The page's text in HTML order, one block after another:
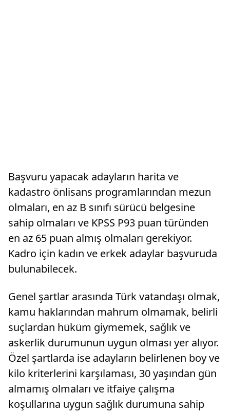
Başvuru yapacak adayların harita ve
kadastro önlisans programlarından mezun
olmaları, en az B sınıfı sürücü belgesine
sahip olmaları ve KPSS P93 puan türünden
en az 65 puan almış olmaları gerekiyor.
Kadro için kadın ve erkek adaylar başvuruda
bulunabilecek.
Genel şartlar arasında Türk vatandaşı olmak,
kamu haklarından mahrum olmamak, belirli
suçlardan hüküm giymemek, sağlık ve
askerlik durumunun uygun olması yer alıyor.
Özel şartlarda ise adayların belirlenen boy ve
kilo kriterlerini karşılaması, 30 yaşından gün
almamış olmaları ve itfaiye çalışma
koşullarına uygun sağlık durumuna sahip